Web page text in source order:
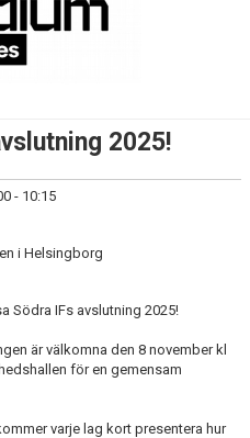
2025!
- 10:15
i Helsingborg
Södra IFs avslutning 2025!
är välkomna den 8 november kl
för en gemensam
varje lag kort presentera hur